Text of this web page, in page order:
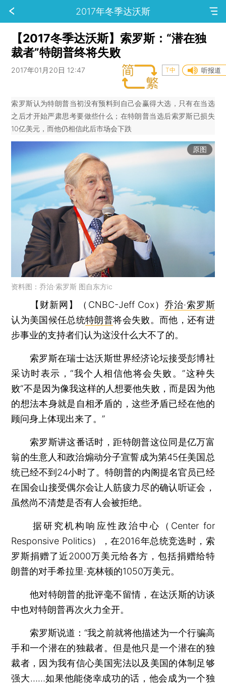
2017年冬季达沃斯
【2017冬季达沃斯】索罗斯：“潜在独
裁者”特朗普终将失败
2017年01月20日 12:47 听报道
T中
索罗斯认为特朗普当初没有预料到自己会赢得大选，只有在当选
之后才开始严肃思考要做些什么；在特朗普当选后索罗斯已损失
10亿美元，而他仍相信此后市场会下跌
原图
资料图：乔治·索罗斯 图自东方ic
【财新网】（CNBC-Jeff Cox） 乔治·索罗斯
认为美国候任总统特朗普将会失败。而他，还有进
步事业的支持者们认为这没什么大不了的。
索罗斯在瑞士达沃斯世界经济论坛接受彭博社
采访时表示，“我个人相信他将会失败。”这种失
败“不是因为像我这样的人想要他失败，而是因为他
的想法本身就是自相矛盾的，这些矛盾已经在他的
顾问身上体现出来了。”
索罗斯讲这番话时，距特朗普这位同是亿万富
翁的生意人和政治煽动分子宣誓成为第45任美国总
统已经不到24小时了。特朗普的内阁提名官员已经
在国会山接受偶尔会让人筋疲力尽的确认听证会，
虽然尚不清楚是否有人会被拒绝。
据研究机构响应性政治中心（Center for
Responsive Politics），在2016年总统竞选时，索
罗斯捐赠了近2000万美元给各方，包括捐赠给特
朗普的对手希拉里·克林顿的1050万美元。
他对特朗普的批评毫不留情，在达沃斯的访谈
中也对特朗普再次火力全开。
索罗斯说道：“我之前就将他描述为一个行骗高
手和一个潜在的独裁者。但是他只是一个潜在的独
裁者，因为我有信心美国宪法以及美国的体制足够
强大……如果他能侥幸成功的话，他会成为一个独